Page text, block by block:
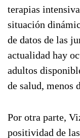
terapias
situación
de datos de las
actualidad hay
adultos
de salud, menos
Por otra parte,
positividad de